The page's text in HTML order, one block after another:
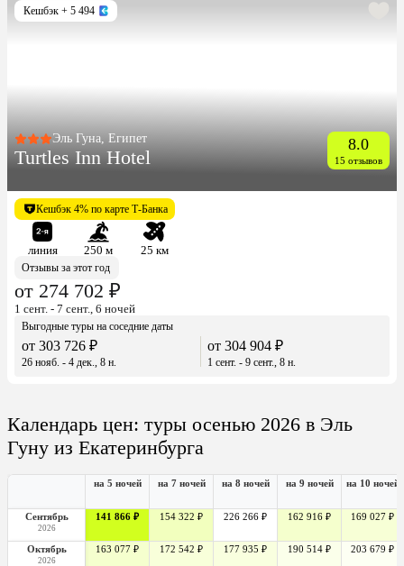
Кешбэк + 5 494
Эль Гуна, Египет
Turtles Inn Hotel
8.0
15 отзывов
Кешбэк 4% по карте Т-Банка
линия 250 м
25 км
Отзывы за этот год
от 274 702 ₽
1 сент. - 7 сент., 6 ночей
Выгодные туры на соседние даты
от 303 726 ₽
26 нояб. - 4 дек., 8 н.
от 304 904 ₽
1 сент. - 9 сент., 8 н.
Календарь цен: туры осенью 2026 в Эль
Гуну из Екатеринбурга
на 5 ночей на 7 ночей на 8 ночей на 9 ночей на 10 ночей
Сентябрь
2026
141 866 ₽ 154 322 ₽ 226 266 ₽ 162 916 ₽ 169 027 ₽
Октябрь
2026
163 077 ₽ 172 542 ₽ 177 935 ₽ 190 514 ₽ 203 679 ₽